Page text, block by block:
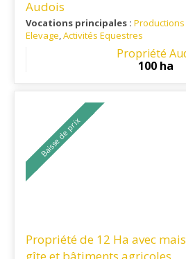
Audois
Vocations principales :
Elevage,Activités Equestres
: située dans le
Villes de Castelnaudary et Mirepoix,
axes routiers et aéroports (Toulouse /
Propriété
100 ha
Baisse de prix
Propriété de 12 Ha avec